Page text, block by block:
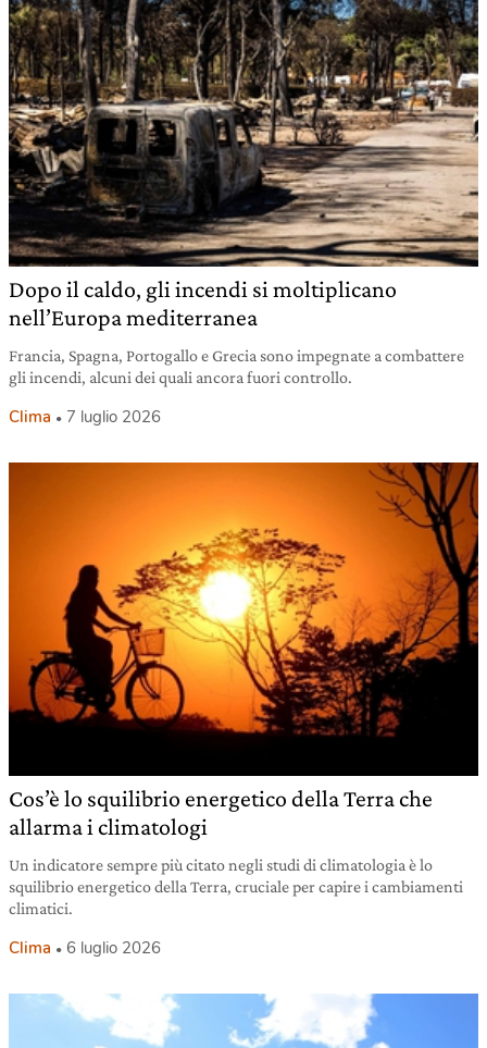
Dopo il caldo, gli incendi si moltiplicano
nell’Europa mediterranea
Francia, Spagna, Portogallo e Grecia sono impegnate a combattere
gli incendi, alcuni dei quali ancora fuori controllo.
Clima 7 luglio 2026
Cos’è lo squilibrio energetico della Terra che
allarma i climatologi
Un indicatore sempre più citato negli studi di climatologia è lo
squilibrio energetico della Terra, cruciale per capire i cambiamenti
climatici.
Clima 6 luglio 2026